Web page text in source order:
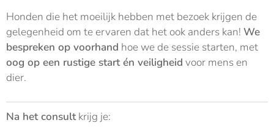
Honden die het moeilijk hebben met bezoek krijgen de
gelegenheid om te ervaren dat het ook anders kan! We
bespreken op voorhand hoe we de sessie starten, met
oog op een rustige start én veiligheid voor mens en
dier.
Na het consultkrijg je: